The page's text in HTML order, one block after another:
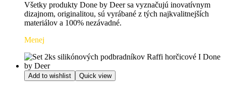
Všetky produkty Done by Deer sa vyznačujú inovatívnym
dizajnom, originalitou, sú vyrábané z tých najkvalitnejších
materiálov a 100% nezávadné.
Menej
Add to wishlist Quick view